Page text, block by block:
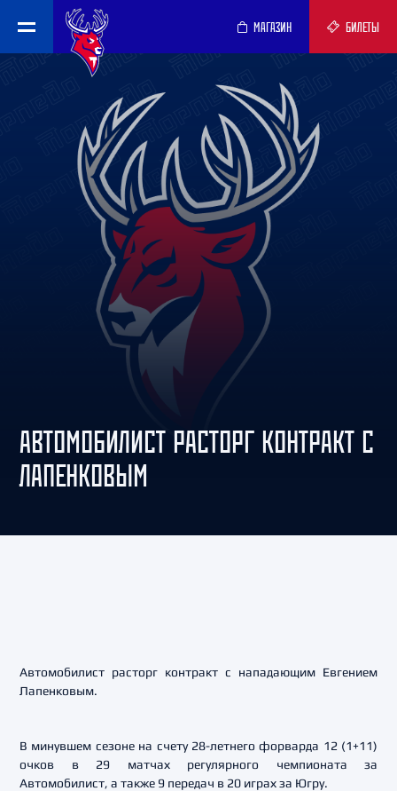
МАГАЗИН БИЛЕТЫ
АВТОМОБИЛИСТ РАСТОРГ КОНТРАКТ С
ЛАПЕНКОВЫМ
Автомобилист расторг контракт с нападающим Евгением
Лапенковым.
В минувшем сезоне на счету 28-летнего форварда 12 (1+11)
очков в 29 матчах регулярного чемпионата за
Автомобилист, а также 9 передач в 20 играх за Югру.